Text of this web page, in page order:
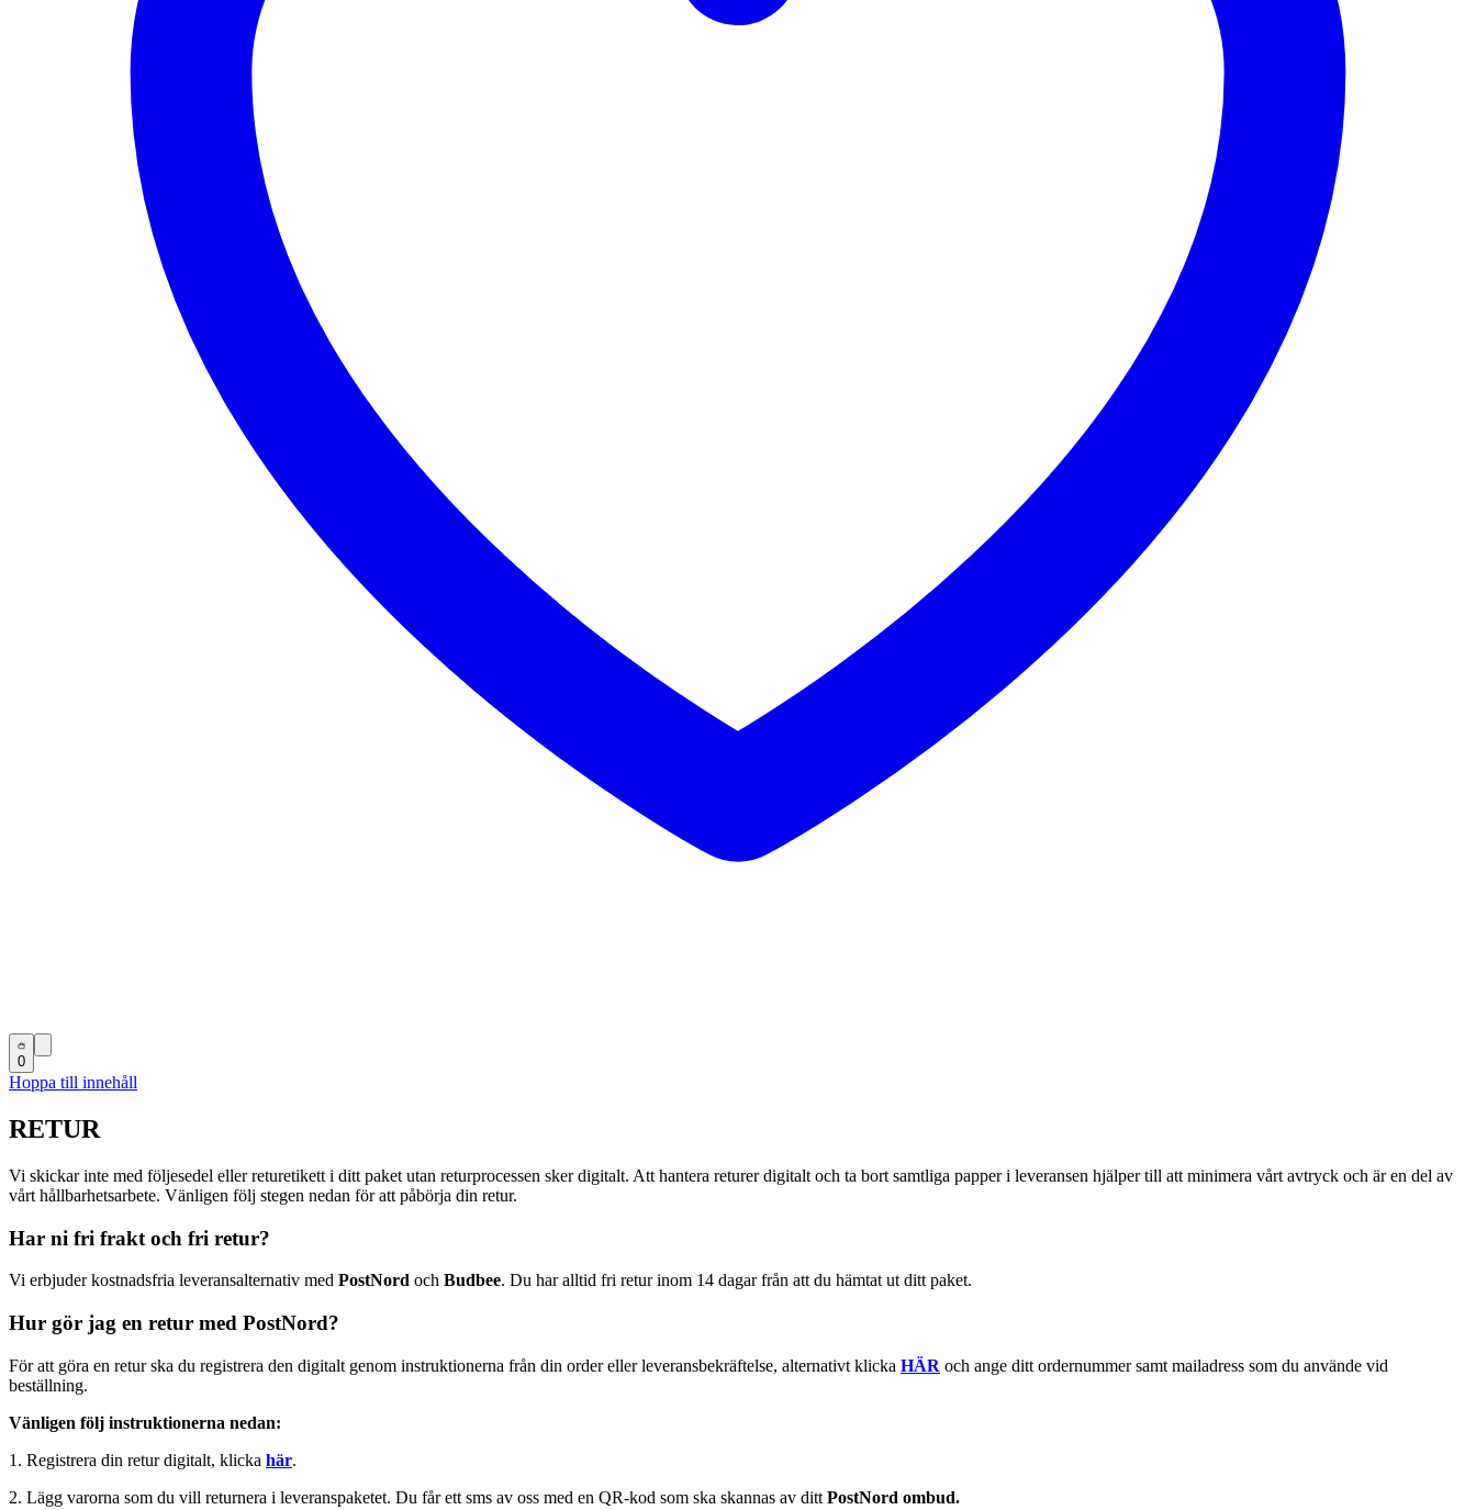
0
Hoppa till innehåll
RETUR
Vi skickar inte med följesedel eller returetikett i ditt paket utan returprocessen sker digitalt. Att hantera returer digitalt och ta bort samtliga papper i leveransen hjälper till att minimera vårt avtryck och är en del av
vårt hållbarhetsarbete. Vänligen följ stegen nedan för att påbörja din retur.
Har ni fri frakt och fri retur?
Vi erbjuder kostnadsfria leveransalternativ med PostNord och Budbee. Du har alltid fri retur inom 14 dagar från att du hämtat ut ditt paket.
Hur gör jag en retur med PostNord?
För att göra en retur ska du registrera den digitalt genom instruktionerna från din order eller leveransbekräftelse, alternativt klicka HÄR och ange ditt ordernummer samt mailadress som du använde vid
beställning.
Vänligen följ instruktionerna nedan:
1. Registrera din retur digitalt, klicka här.
2. Lägg varorna som du vill returnera i leveranspaketet. Du får ett sms av oss med en QR-kod som ska skannas av ditt PostNord ombud.